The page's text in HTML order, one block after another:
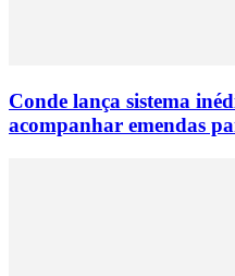
Conde lança sistema
acompanhar emendas